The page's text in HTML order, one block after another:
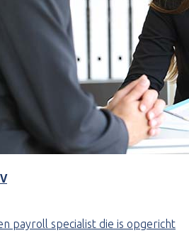
payroll specialist die is opgericht